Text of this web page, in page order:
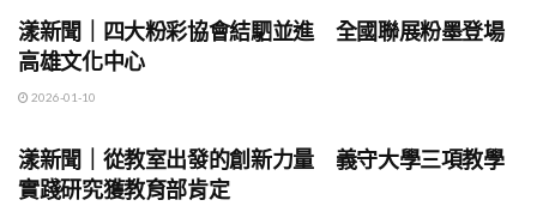
漾新聞｜四大粉彩協會結駟並進 全國聯展粉墨登場
高雄文化中心
2026-01-10
漾新聞｜從教室出發的創新力量 義守大學三項教學
實踐研究獲教育部肯定